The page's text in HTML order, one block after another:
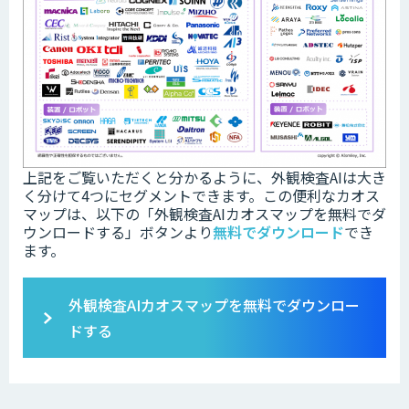
上記をご覧いただくと分かるように、外観検査AIは大き
く分けて4つにセグメントできます。この便利なカオス
マップは、以下の「外観検査AIカオスマップを無料でダ
ウンロードする」ボタンより無料でダウンロードでき
ます。
外観検査AIカオスマップを無料でダウンロー
ドする